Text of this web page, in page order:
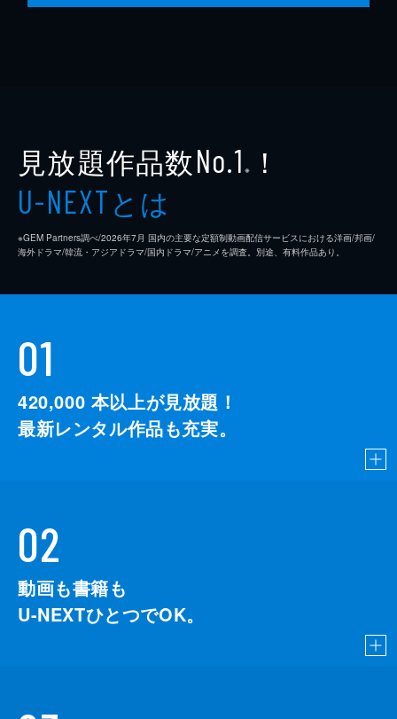
見放題作品数No.1 ※ ！
U-NEXTとは
※GEM Partners調べ/2026年7⽉ 国内の主要な定額制動画配信サービスにおける洋画/邦画/
海外ドラマ/韓流・アジアドラマ/国内ドラマ/アニメを調査。別途、有料作品あり。
01
420,000 本以上が見放題！
最新レンタル作品も充実。
02
動画も書籍も
U-NEXTひとつでOK。